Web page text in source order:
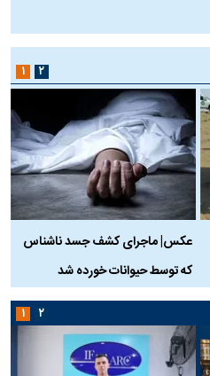
عکس| ماجرای کشف جسد ناشناس
که توسط حیوانات خورده شد
۱ ۲
۱ ۲